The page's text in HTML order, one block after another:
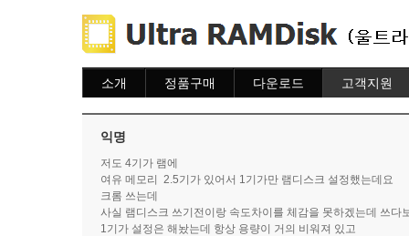
소개 정품구매 다운로드 고객지원
익명
저도 4기가 램에
여유 메모리 2.5기가 있어서 1기가만 램디스크 설정했는데요
크롬 쓰는데
사실 램디스크 쓰기전이랑 속도차이를 체감을 못하겠는데 쓰
1기가 설정은 해놨는데 항상 용량이 거의 비워져 있고